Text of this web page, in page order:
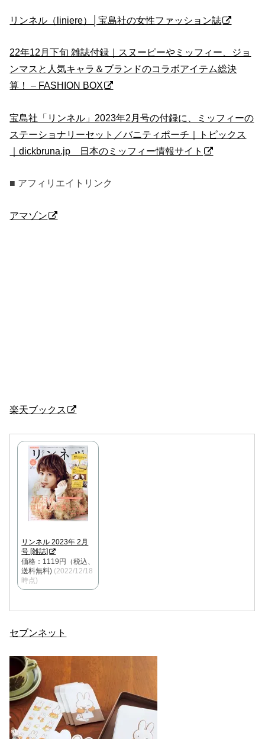
リンネル（liniere）│宝島社の女性ファッション誌
22年12月下旬 雑誌付録｜スヌーピーやミッフィー、ジョ
ンマスと人気キャラ＆ブランドのコラボアイテム総決
算！ – FASHION BOX
宝島社「リンネル」2023年2月号の付録に、ミッフィーの
ステーショナリーセット／バニティポーチ｜トピックス
｜dickbruna.jp 日本のミッフィー情報サイト
■ アフィリエイトリンク
アマゾン
楽天ブックス
リンネル 2023年 2月
号 [雑誌]
価格：1119円（税込、
送料無料) (2022/12/18
時点)
セブンネット